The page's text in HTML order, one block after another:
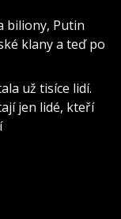
biliony, Putin
klany a teď po
už tisíce lidí.
jen lidé, kteří